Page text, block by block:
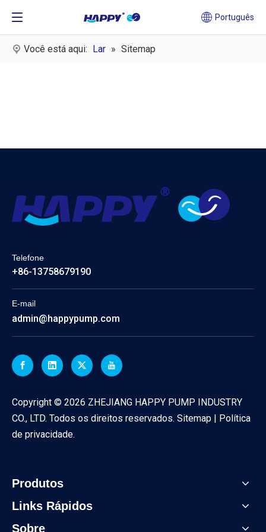
Português
Você está aqui: Lar » Sitemap
Telefone
+86-13758679190
E-mail
admin@happypump.com
Copyright © 2026 ZHEJIANG HAPPY PUMP INDUSTRY
CO., LTD. Todos os direitos reservados. Sitemap | Política
de privacidade.
Produtos
Links Rápidos
Sobre